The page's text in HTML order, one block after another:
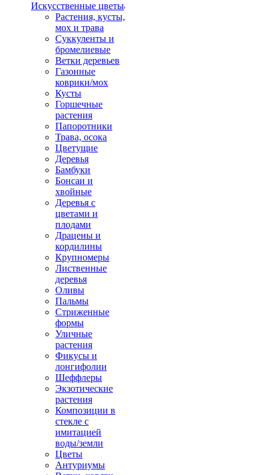
Искусственные цветы
Растения, кусты,
мох и трава
Суккуленты и
бромелиевые
Ветки деревьев
Газонные
коврики/мох
Кусты
Горшечные
растения
Папоротники
Трава, осока
Цветущие
Деревья
Бамбуки
Бонсаи и
хвойные
Деревья с
цветами и
плодами
Драцены и
кордилины
Крупномеры
Лиственные
деревья
Оливы
Пальмы
Стриженные
формы
Уличные
растения
Фикусы и
лонгифолии
Шеффлеры
Экзотические
растения
Композиции в
стекле с
имитацией
воды/земли
Цветы
Антуриумы